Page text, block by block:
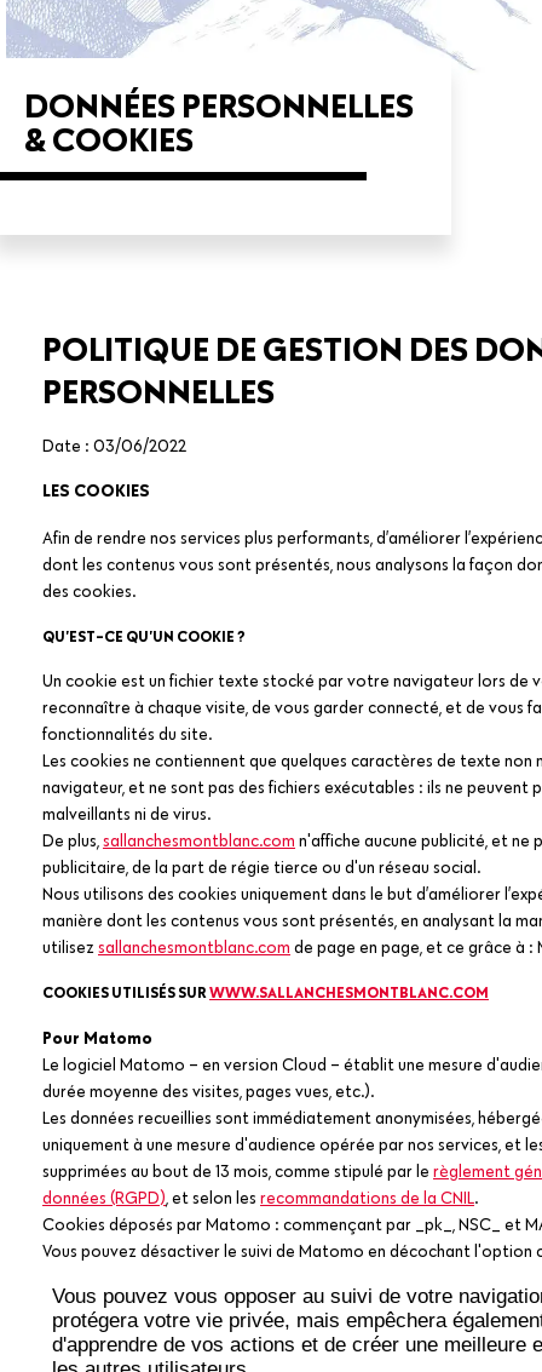
DONNÉES PERSONNELLES
& COOKIES
POLITIQUE DE GESTION DES
PERSONNELLES
Date : 03/06/2022
LES COOKIES
Afin de rendre nos services plus performants, d’améliorer
dont les contenus vous sont présentés, nous analysons la façon
des cookies.
QU’EST-CE QU’UN COOKIE ?
Un cookie est un fichier texte stocké par votre navigateur lors de
reconnaître à chaque visite, de vous garder connecté, et de vous
fonctionnalités du site.
Les cookies ne contiennent que quelques caractères de texte
navigateur, et ne sont pas des fichiers exécutables : ils ne peuvent
malveillants ni de virus.
De plus,sallanchesmontblanc.com n'affiche aucune publicité, et ne
publicitaire, de la part de régie tierce ou d'un réseau social.
Nous utilisons des cookies uniquement dans le but d’améliorer
manière dont les contenus vous sont présentés, en analysant la
utilisezsallanchesmontblanc.com de page en page, et ce grâce à :
COOKIES UTILISÉS SURWWW.SALLANCHESMONTBLANC.COM
Pour Matomo
Le logiciel Matomo – en version Cloud – établit une mesure
durée moyenne des visites, pages vues, etc.).
Les données recueillies sont immédiatement anonymisées,
uniquement à une mesure d'audience opérée par nos services, et
supprimées au bout de 13 mois, comme stipulé par le règlement
données (RGPD), et selon les recommandations de la CNIL.
Cookies déposés par Matomo : commençant par _pk_, NSC_ et
Vous pouvez désactiver le suivi de Matomo en décochant l'option